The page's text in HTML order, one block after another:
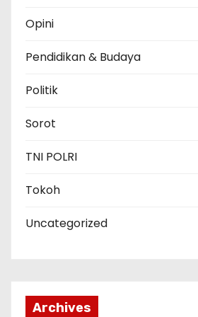
Opini
Pendidikan & Budaya
Politik
Sorot
TNI POLRI
Tokoh
Uncategorized
Archives